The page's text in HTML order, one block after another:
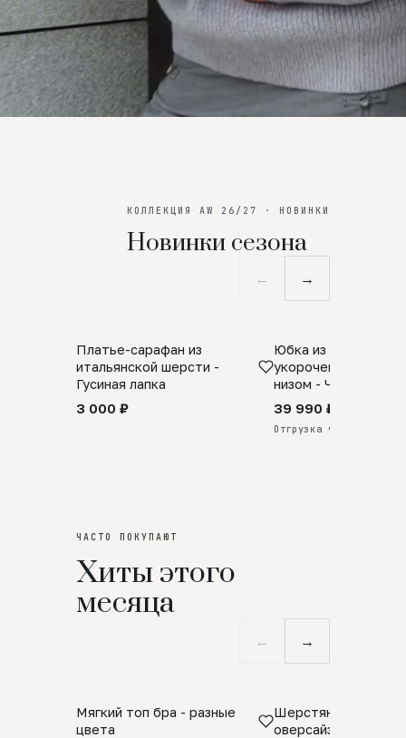
КОЛЛЕКЦИЯ AW 26/27 · НОВИНКИ
Новинки сезона
← →
SALE
Платье-сарафан из
итальянской шерсти -
Гусиная лапка
3 000 ₽
ПРЕДЗАКАЗ
Юбка из
укороченная с
низом - Черный
39 990 ₽
Отгрузка через 25 дней
ЧАСТО ПОКУПАЮТ
Хиты этого
месяца
← →
Мягкий топ бра - разные
цвета
Шерстяной свитер
оверсайз 100%